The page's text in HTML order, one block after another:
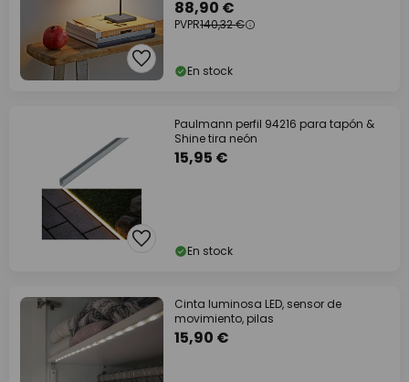
atenuable
88,90 €
PVPR140,32 €
En stock
Paulmann perfil 94216 para tapón &
Shine tira neón
15,95 €
En stock
Cinta luminosa LED, sensor de
movimiento, pilas
15,90 €